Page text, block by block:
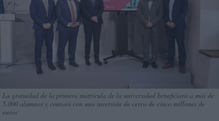
La gratuidad de la primera matrícula de la universidad beneficiará a más de
5.000 alumnos y contará con una inversión de cerca de cinco millones de
euros